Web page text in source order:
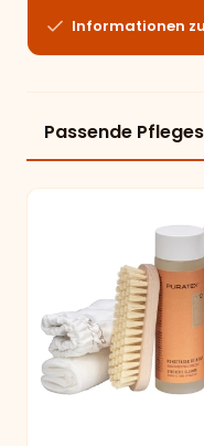
Informationen
Passende